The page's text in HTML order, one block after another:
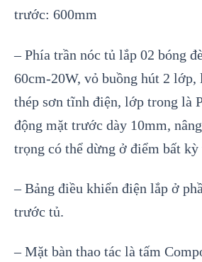
trước: 600mm
– Phía trần nóc tủ lắp 02 bóng
60cm-20W, vỏ buồng hút 2 lớp,
thép sơn tĩnh điện, lớp trong là
động mặt trước dày 10mm,
trọng có thể dừng ở điểm bất kỳ
– Bảng điều khiển điện lắp ở
trước tủ.
– Mặt bàn thao tác là tấm